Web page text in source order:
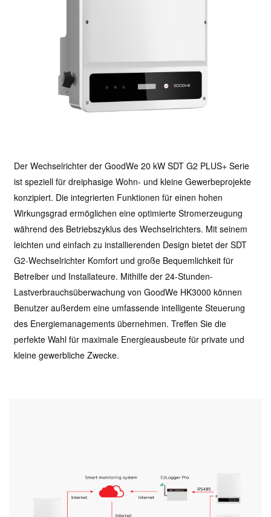
Der Wechselrichter der GoodWe 20 kW SDT G2 PLUS+ Serie
ist speziell für dreiphasige Wohn- und kleine Gewerbeprojekte
konzipiert. Die integrierten Funktionen für einen hohen
Wirkungsgrad ermöglichen eine optimierte Stromerzeugung
während des Betriebszyklus des Wechselrichters. Mit seinem
leichten und einfach zu installierenden Design bietet der SDT
G2-Wechselrichter Komfort und große Bequemlichkeit für
Betreiber und Installateure. Mithilfe der 24-Stunden-
Lastverbrauchsüberwachung von GoodWe HK3000 können
Benutzer außerdem eine umfassende intelligente Steuerung
des Energiemanagements übernehmen. Treffen Sie die
perfekte Wahl für maximale Energieausbeute für private und
kleine gewerbliche Zwecke.